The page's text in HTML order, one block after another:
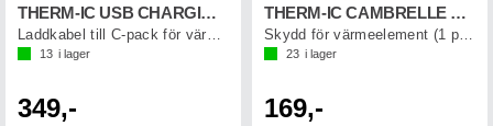
THERM-IC USB CHARGING CABLE C-PACK
Laddkabel till C-pack för värmesulor
13 i lager
349,-
THERM-IC CAMBRELLE COVERS
Skydd för värmeelement (1 par)
23 i lager
169,-